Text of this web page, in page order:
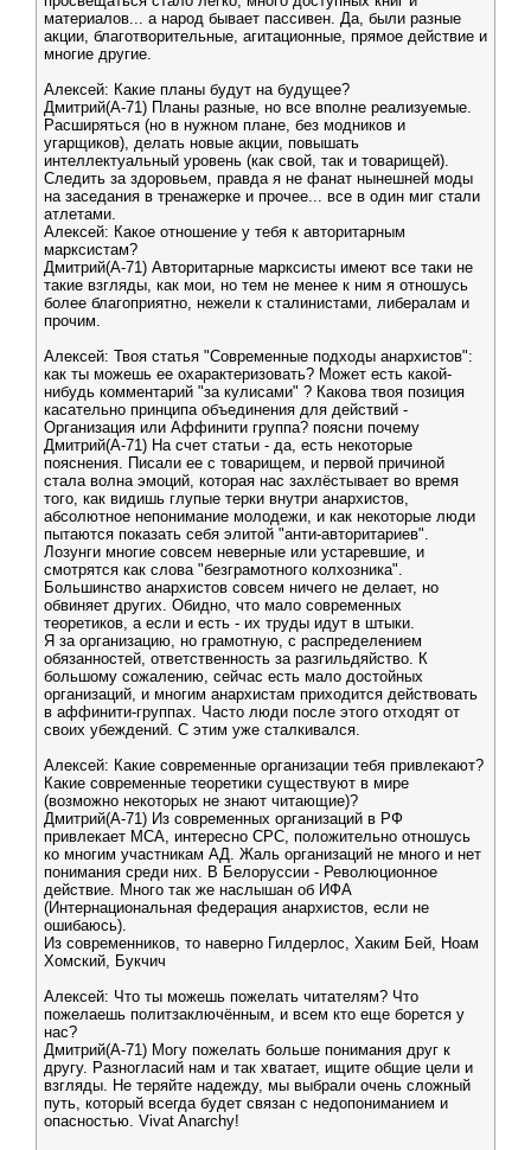
материалов... а народ бывает пассивен. Да, были разные
акции, благотворительные, агитационные, прямое действие и
многие другие.
Алексей: Какие планы будут на будущее?
Дмитрий(А-71) Планы разные, но все вполне реализуемые.
Расширяться (но в нужном плане, без модников и
угарщиков), делать новые акции, повышать
интеллектуальный уровень (как свой, так и товарищей).
Следить за здоровьем, правда я не фанат нынешней моды
на заседания в тренажерке и прочее... все в один миг стали
атлетами.
Алексей: Какое отношение у тебя к авторитарным
марксистам?
Дмитрий(А-71) Авторитарные марксисты имеют все таки не
такие взгляды, как мои, но тем не менее к ним я отношусь
более благоприятно, нежели к сталинистами, либералам и
прочим.
Алексей: Твоя статья "Современные подходы анархистов":
как ты можешь ее охарактеризовать? Может есть какой-
нибудь комментарий "за кулисами" ? Какова твоя позиция
касательно принципа объединения для действий -
Организация или Аффинити группа? поясни почему
Дмитрий(А-71) На счет статьи - да, есть некоторые
пояснения. Писали ее с товарищем, и первой причиной
стала волна эмоций, которая нас захлёстывает во время
того, как видишь глупые терки внутри анархистов,
абсолютное непонимание молодежи, и как некоторые люди
пытаются показать себя элитой "анти-авторитариев".
Лозунги многие совсем неверные или устаревшие, и
смотрятся как слова "безграмотного колхозника".
Большинство анархистов совсем ничего не делает, но
обвиняет других. Обидно, что мало современных
теоретиков, а если и есть - их труды идут в штыки.
Я за организацию, но грамотную, с распределением
обязанностей, ответственность за разгильдяйство. К
большому сожалению, сейчас есть мало достойных
организаций, и многим анархистам приходится действовать
в аффинити-группах. Часто люди после этого отходят от
своих убеждений. С этим уже сталкивался.
Алексей: Какие современные организации тебя привлекают?
Какие современные теоретики существуют в мире
(возможно некоторых не знают читающие)?
Дмитрий(А-71) Из современных организаций в РФ
привлекает МСА, интересно СРС, положительно отношусь
ко многим участникам АД. Жаль организаций не много и нет
понимания среди них. В Белоруссии - Революционное
действие. Много так же наслышан об ИФА
(Интернациональная федерация анархистов, если не
ошибаюсь).
Из современников, то наверно Гилдерлос, Хаким Бей, Ноам
Хомский, Букчич
Алексей: Что ты можешь пожелать читателям? Что
пожелаешь политзаключённым, и всем кто еще борется у
нас?
Дмитрий(А-71) Могу пожелать больше понимания друг к
другу. Разногласий нам и так хватает, ищите общие цели и
взгляды. Не теряйте надежду, мы выбрали очень сложный
путь, который всегда будет связан с недопониманием и
опасностью. Vivat Anarchy!